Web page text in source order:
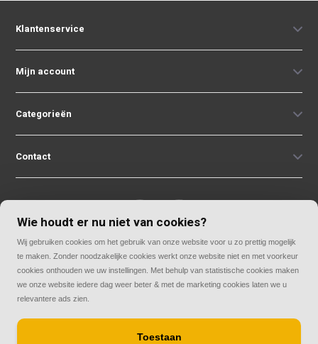
Klantenservice
Mijn account
Categorieën
Contact
© Copyright 2026
Rolluiken33 | Thuis in rolluiken
Wie houdt er nu niet van cookies?
Wij gebruiken cookies om het gebruik van onze website voor u zo prettig mogelijk
te maken. Zonder noodzakelijke cookies werkt onze website niet en met voorkeur
cookies onthouden we uw instellingen. Met behulp van statistische cookies maken
we onze website iedere dag weer beter & met de marketing cookies laten we u
relevantere ads zien.
Toestaan